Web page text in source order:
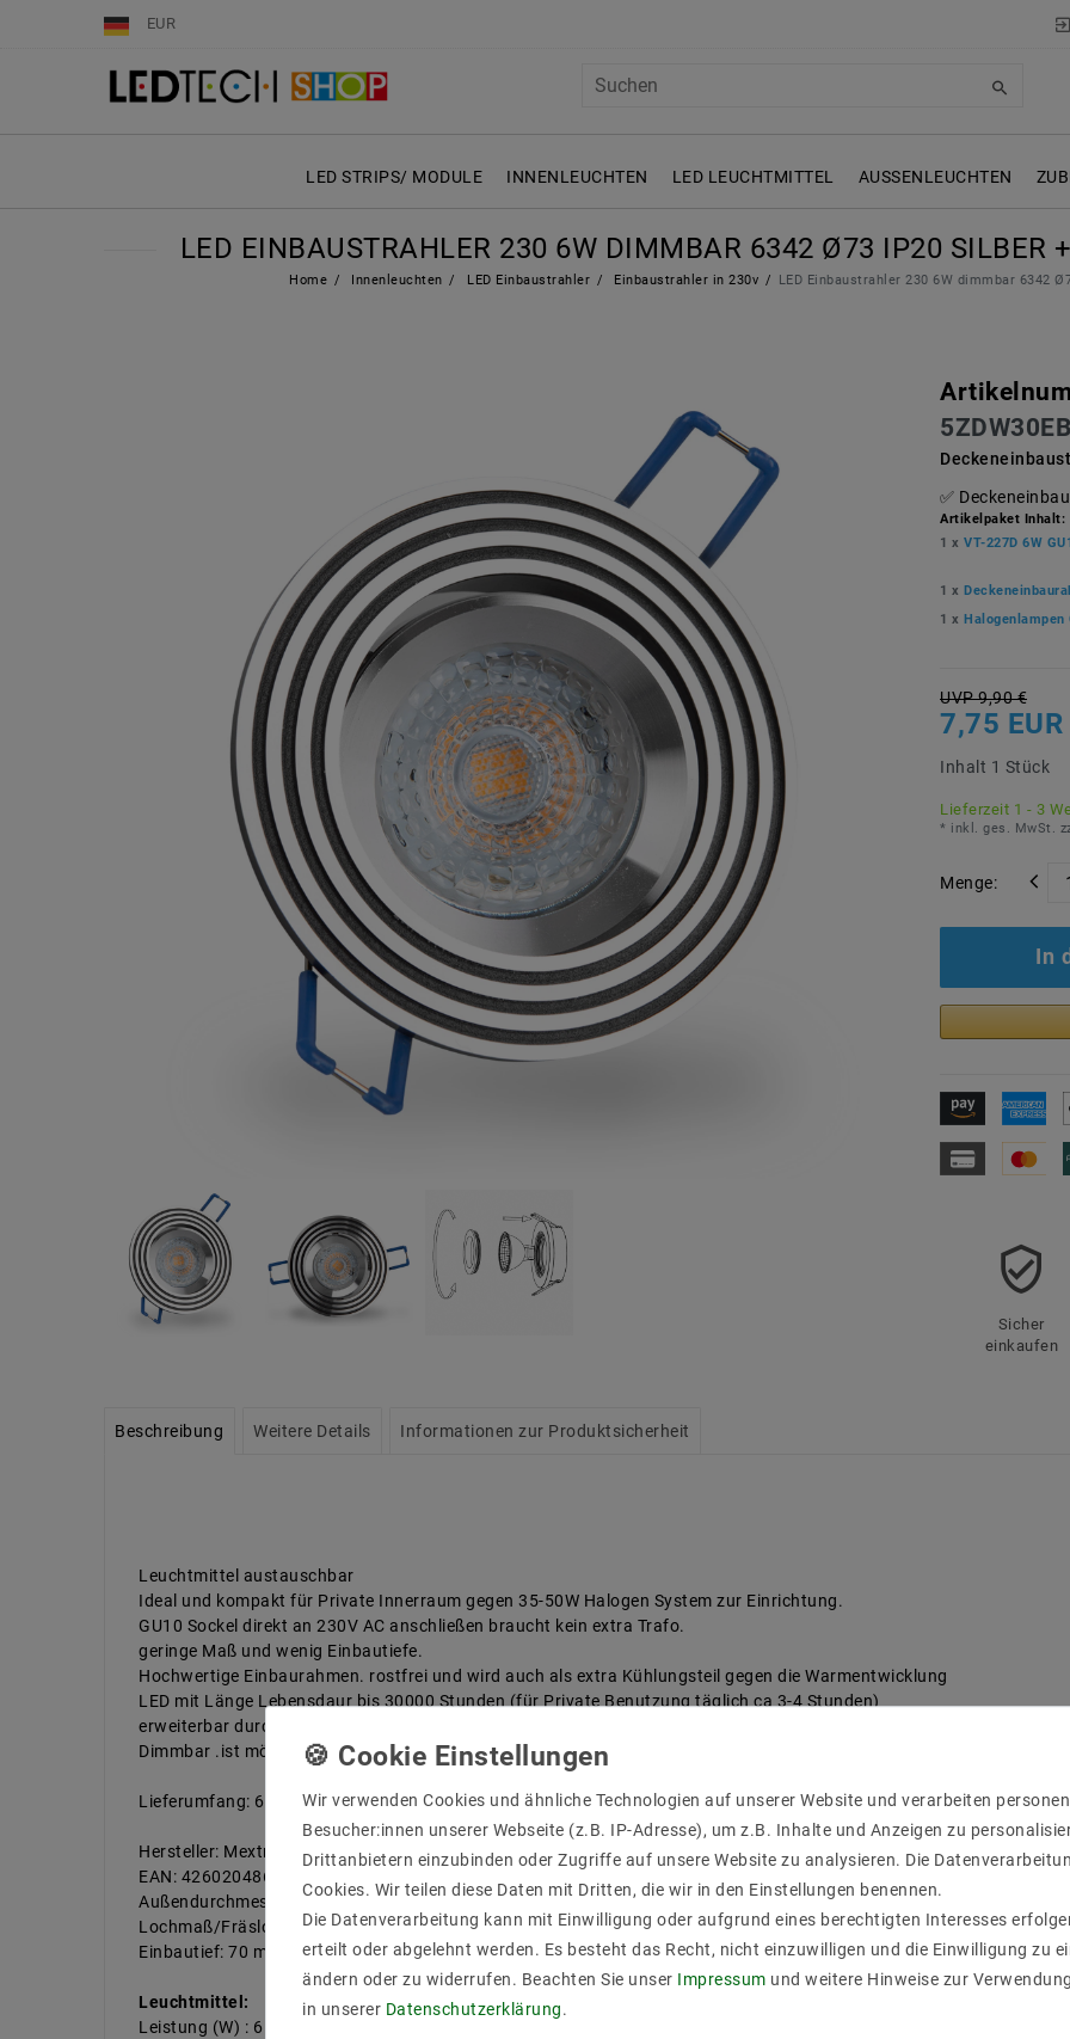
EUR
LED STRIPS/ MODULE INNENLEUCHTEN LED LEUCHTMITTEL AUSSENLEUCHTEN
LED EINBAUSTRAHLER 230 6W DIMMBAR 6342 Ø73 IP20 SILBER
Home Innenleuchten LED Einbaustrahler Einbaustrahler in 230v LED Einbaustrahler 230 6W dimmbar 6342
Artikelpaket Inhalt:
1 x VT-227D 6W
1 x
1 x Halogenlampen
UVP 9,90 €
7,75 EUR
Inhalt 1 Stück
Lieferzeit 1 - 3
* inkl. ges. MwSt.
Menge:
In
Sicher
einkaufen
Beschreibung Weitere Details Informationen zur Produktsicherheit
Leuchtmittel austauschbar
Ideal und kompakt für Private Innerraum gegen 35-50W Halogen System zur Einrichtung.
GU10 Sockel direkt an 230V AC anschließen braucht kein extra Trafo.
geringe Maß und wenig Einbautiefe.
Hochwertige Einbaurahmen. rostfrei und wird auch als extra Kühlungsteil gegen die Warmentwicklung
LED mit Länge Lebensdaur bis 30000 Stunden (für Private Benutzung täglich ca 3-4 Stunden)
erweiterbar durch unsere CONNEX System per Funk oder WIFI oder die Zigbee zu steuern und dimmen.
Dimmbar .ist möglich durch Phasenabschnitt.Dimmer einfach zu steuern.
Lieferumfang: 6W LED GU10 23V dimmbar + Einbraurahmen + Fassung
Hersteller: Mextronic
EAN: 4260204860961
Außendurchmesser: 86 mm
Lochmaß/Fräsloch: 73 mm
Einbautief: 70 mm
Leuchtmittel:
Leistung (W) : 6
Wir verwenden Cookies und ähnliche Technologien auf unserer Website und verarbeiten
Besucher:innen unserer Webseite (z.B. IP-Adresse), um z.B. Inhalte und Anzeigen zu
Drittanbietern einzubinden oder Zugriffe auf unsere Website zu analysieren. Die
Cookies. Wir teilen diese Daten mit Dritten, die wir in den Einstellungen benennen.
Die Datenverarbeitung kann mit Einwilligung oder aufgrund eines berechtigten Interesses
erteilt oder abgelehnt werden. Es besteht das Recht, nicht einzuwilligen und die Einwilligung zu
ändern oder zu widerrufen. Beachten Sie unser Impressum und weitere Hinweise zur
in unserer Daten­schutz­erklärung.